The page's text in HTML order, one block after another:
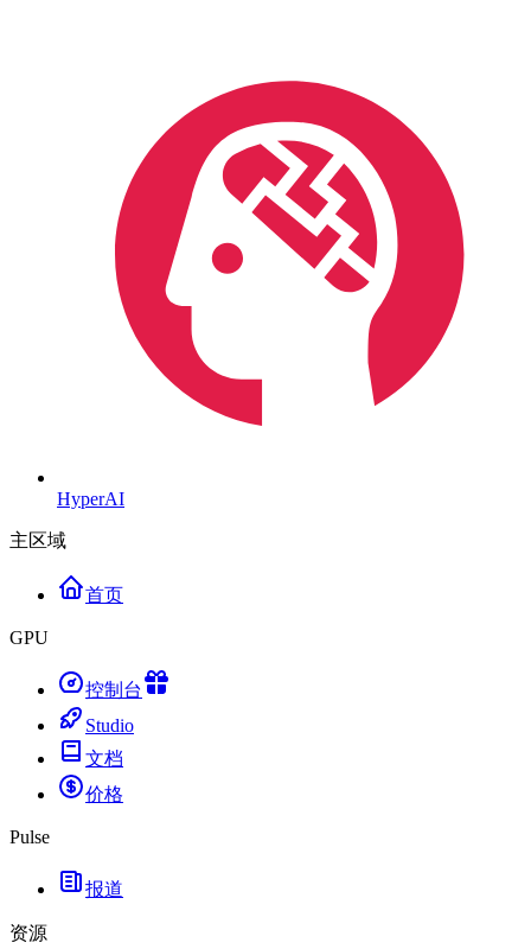
HyperAI
主区域
首页
GPU
控制台
Studio
文档
价格
Pulse
报道
资源